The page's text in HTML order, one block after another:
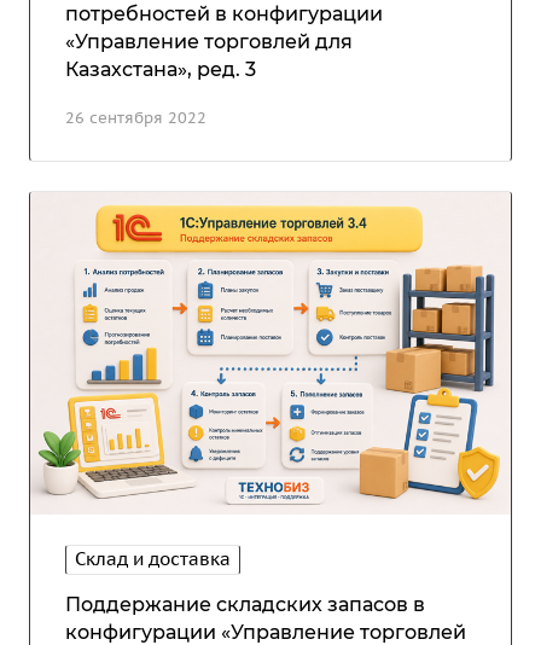
26 сентября 2022
потребностей в конфигурации
«Управление торговлей для
Казахстана», ред. 3
Склад и доставка
Поддержание складских запасов в
конфигурации «Управление торговлей